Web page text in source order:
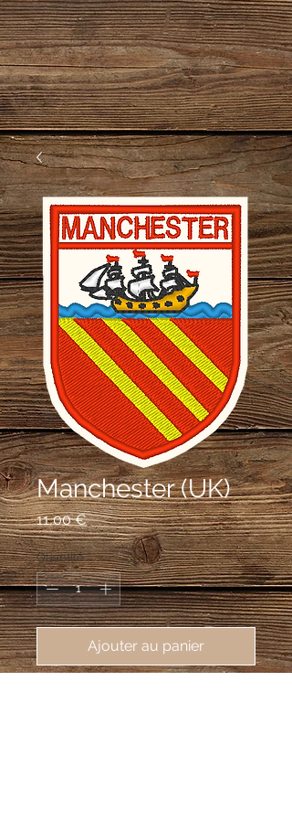
Manchester (UK)
11,00 €Prix
Quantité *
Ajouter au panier